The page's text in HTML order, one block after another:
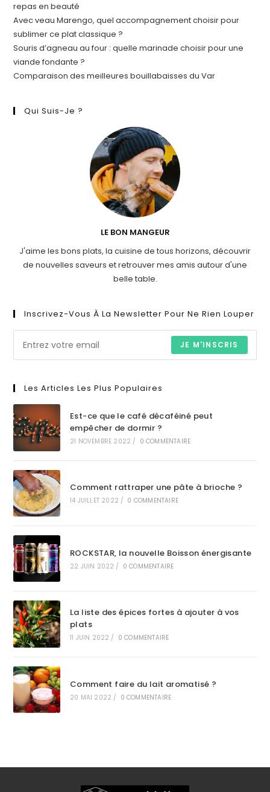
repas en beauté
Avec veau Marengo, quel accompagnement choisir pour
sublimer ce plat classique ?
Souris d’agneau au four : quelle marinade choisir pour une
viande fondante ?
Comparaison des meilleures bouillabaisses du Var
Qui Suis-Je ?
LE BON MANGEUR
J'aime les bons plats, la cuisine de tous horizons, découvrir
de nouvelles saveurs et retrouver mes amis autour d'une
belle table.
Inscrivez-Vous À La Newsletter Pour Ne Rien Louper
JE M'INSCRIS
Les Articles Les Plus Populaires
Est-ce que le café décaféiné peut
empêcher de dormir ?
21 NOVEMBRE 2022 / 0 COMMENTAIRE
Comment rattraper une pâte à brioche ?
14 JUILLET 2022 / 0 COMMENTAIRE
ROCKSTAR, la nouvelle Boisson énergisante
22 JUIN 2022 / 0 COMMENTAIRE
La liste des épices fortes à ajouter à vos
plats
11 JUIN 2022 / 0 COMMENTAIRE
Comment faire du lait aromatisé ?
20 MAI 2022 / 0 COMMENTAIRE